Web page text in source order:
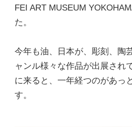
FEI ART MUSEUM
た。
今年も油、日本が、彫刻、陶
ャンル様々な作品が出展され
に来ると、一年経つのがあっ
す。